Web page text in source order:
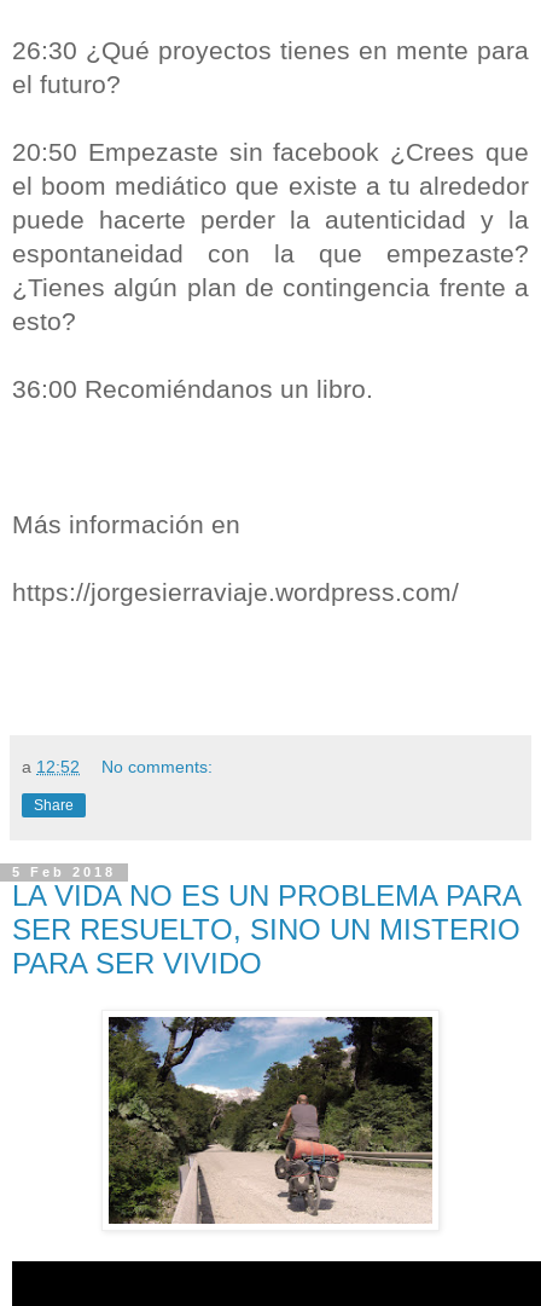
26:30 ¿Qué proyectos tienes en mente para
el futuro?
20:50 Empezaste sin facebook ¿Crees que
el boom mediático que existe a tu alrededor
puede hacerte perder la autenticidad y la
espontaneidad con la que empezaste?
¿Tienes algún plan de contingencia frente a
esto?
36:00 Recomiéndanos un libro.
Más información en
https://jorgesierraviaje.wordpress.com/
a 12:52 No comments:
Share
5 Feb 2018
LA VIDA NO ES UN PROBLEMA PARA
SER RESUELTO, SINO UN MISTERIO
PARA SER VIVIDO